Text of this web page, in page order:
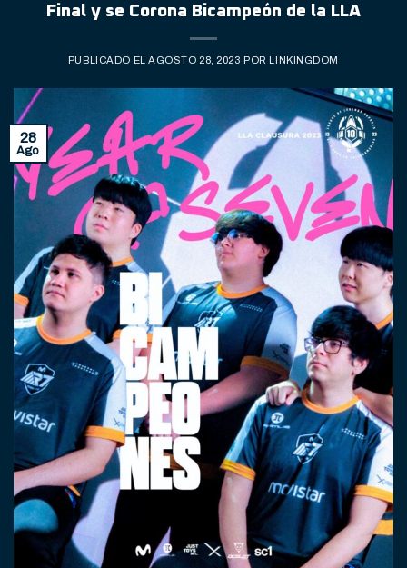
Final y se Corona Bicampeón de la LLA
PUBLICADO ELAGOSTO 28, 2023 POR LINKINGDOM
28
Ago